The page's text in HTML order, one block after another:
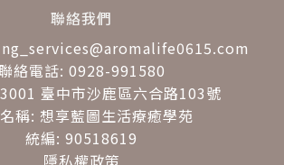
聯絡我們
絡電話: 0928-991580
臺中市沙鹿區六合路103號
稱: 想享藍圖生活療癒學苑
統編: 90518619
隱私權政策